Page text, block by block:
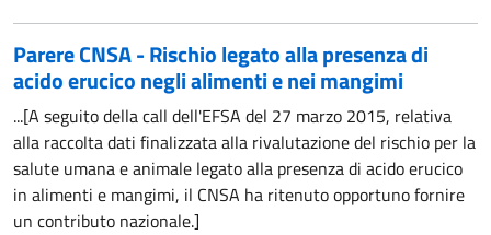
Parere CNSA - Rischio legato alla presenza di
acido erucico negli alimenti e nei mangimi
...[A seguito della call dell'EFSA del 27 marzo 2015, relativa
alla raccolta dati finalizzata alla rivalutazione del rischio per la
salute umana e animale legato alla presenza di acido erucico
in alimenti e mangimi, il CNSA ha ritenuto opportuno fornire
un contributo nazionale.]